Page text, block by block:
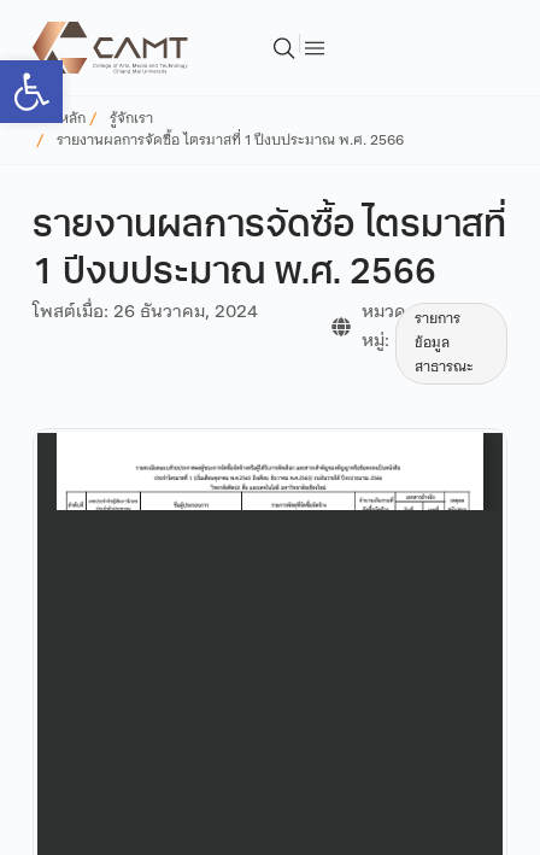
Open toolbar
หน้าหลัก
รู้จักเรา
รายงานผลการจัดซื้อ ไตรมาสที่ 1 ปีงบประมาณ พ.ศ. 2566
รายงานผลการจัดซื้อ ไตรมาสที่
1 ปีงบประมาณ พ.ศ. 2566
โพสต์เมื่อ: 26 ธันวาคม, 2024
หมวด
หมู่:
รายการ
ข้อมูล
สาธารณะ